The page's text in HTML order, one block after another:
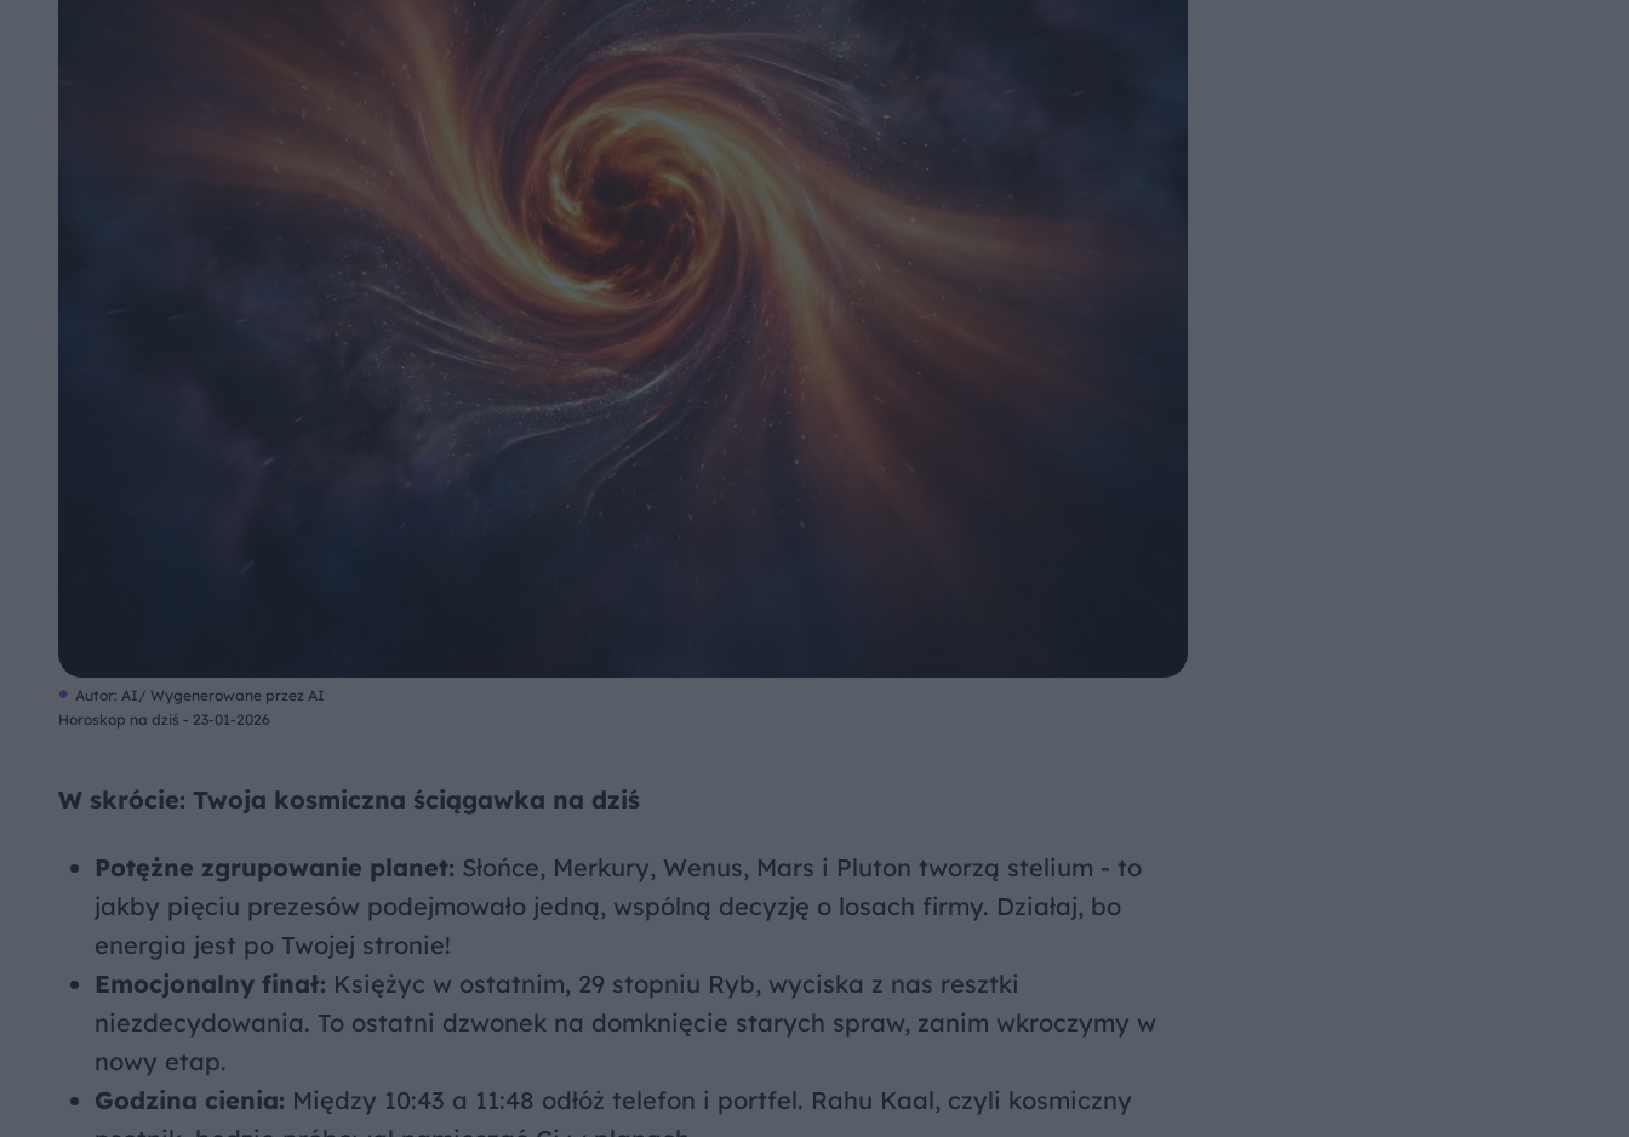
Autor: AI/ Wygenerowane przez AI
Horoskop na dziś - 23-01-2026
W skrócie: Twoja kosmiczna ściągawka na dziś
Potężne zgrupowanie planet: Słońce, Merkury, Wenus, Mars i Pluton tworzą stelium - to
jakby pięciu prezesów podejmowało jedną, wspólną decyzję o losach firmy. Działaj, bo
energia jest po Twojej stronie!
Emocjonalny finał: Księżyc w ostatnim, 29 stopniu Ryb, wyciska z nas resztki
niezdecydowania. To ostatni dzwonek na domknięcie starych spraw, zanim wkroczymy w
nowy etap.
Godzina cienia: Między 10:43 a 11:48 odłóż telefon i portfel. Rahu Kaal, czyli kosmiczny